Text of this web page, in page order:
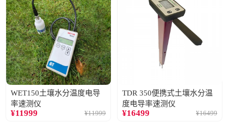
WET150土壤水分温度电导
率速测仪
¥11999 ¥11999
TDR 350便携式土壤水分温
度电导率速测仪
¥16499 ¥16499